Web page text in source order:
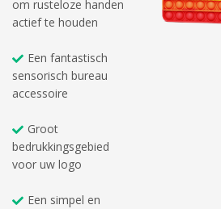
om rusteloze handen
actief te houden
Een fantastisch
sensorisch bureau
accessoire
Groot
bedrukkingsgebied
voor uw logo
Een simpel en